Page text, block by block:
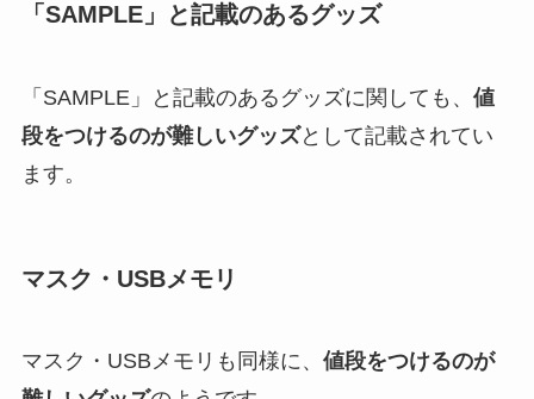
物）を徹底調査！目黒蓮などメン
バーのスマホ機種は何？
（X)でわかるの？
「SAMPLE」と記載のあるグッズ
「SAMPLE」と記載のあるグッズに関しても、 値
段をつけるのが難しいグッズとして記載されてい
ます。
マスク・USBメモリ
マスク・USBメモリも同様に、 値段をつけるのが